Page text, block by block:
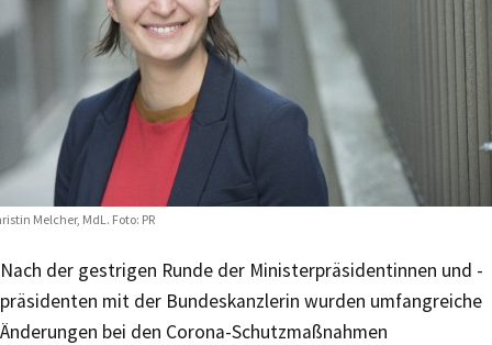
Melcher, MdL. Foto: PR
Nach der gestrigen Runde der Ministerpräsidentinnen und -
präsidenten mit der Bundeskanzlerin wurden umfangreiche
Änderungen bei den Corona-Schutzmaßnahmen